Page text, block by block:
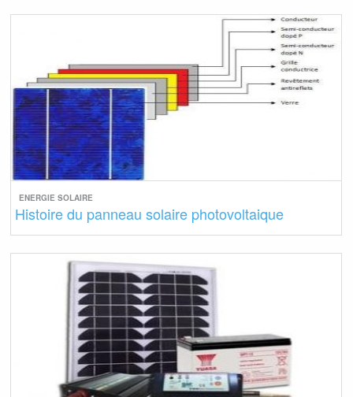
ENERGIE SOLAIRE
Histoire du panneau solaire photovoltaique